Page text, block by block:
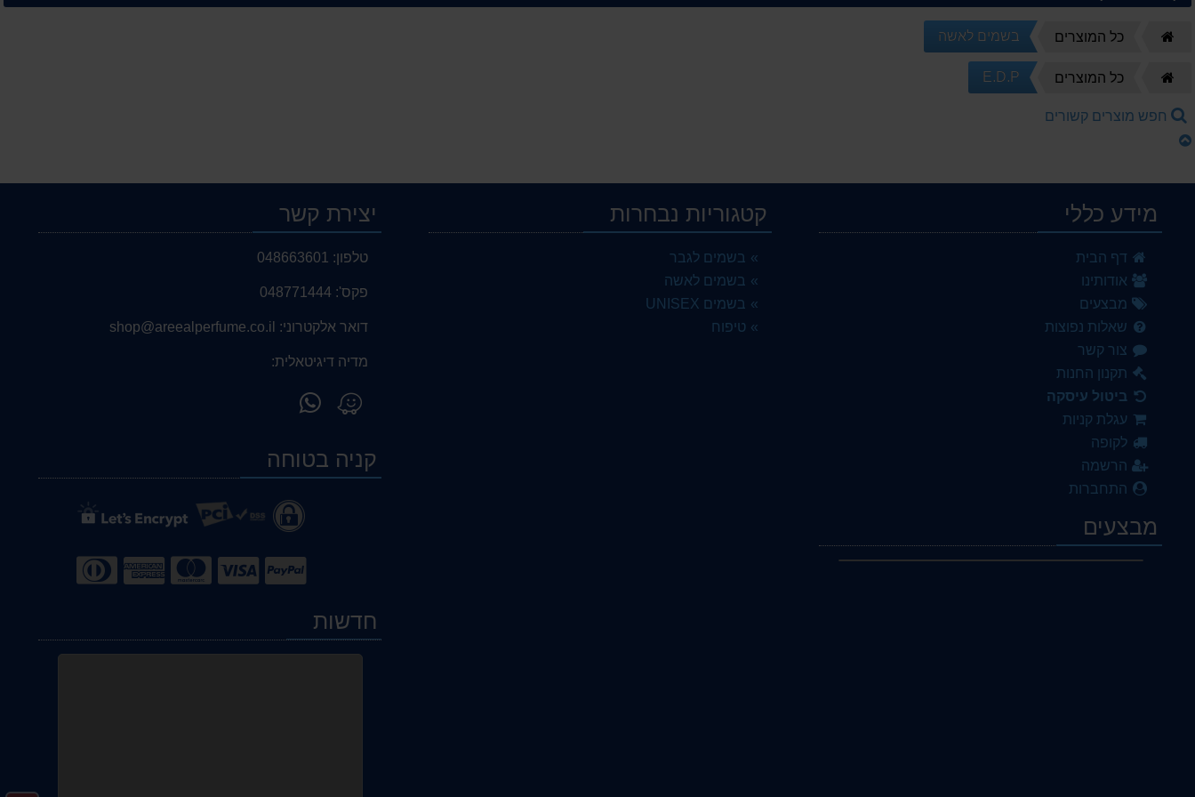
כל המוצרים בשמים לאשה
כל המוצרים E.D.P
חפש מוצרים קשורים
מידע כללי
דף הבית
אודותינו
מבצעים
שאלות נפוצות
צור קשר
תקנון החנות
ביטול עיסקה
עגלת קניות
לקופה
הרשמה
התחברות
מבצעים
קטגוריות נבחרות
בשמים לגבר
בשמים לאשה
בשמים UNISEX
טיפוח
יצירת קשר
טלפון: 048663601
פקס': 048771444
דואר אלקטרוני: shop@areealperfume.co.il
מדיה דיגיטאלית:
מצא
אותנו
Waze
WhatsAppקניה בטוחה
חדשות